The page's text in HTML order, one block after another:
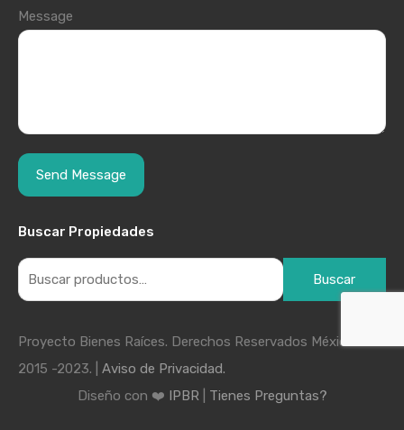
Message
Buscar Propiedades
Buscar
Proyecto Bienes Raíces. Derechos Reservados México
2015 -2023. | Aviso de Privacidad.
Diseño con ❤️ IPBR| Tienes Preguntas?